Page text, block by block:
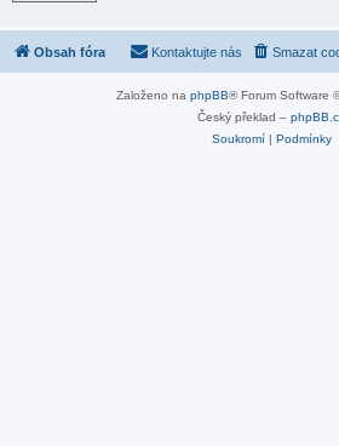
Obsah fóra Smazat
Kontaktujte nás
Založeno na phpBB® Forum Software
Český překlad –
Soukromí| Podmínky